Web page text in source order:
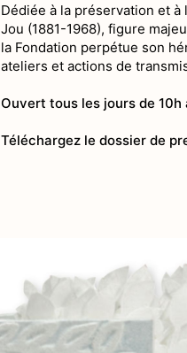
Village et
Art de vivre
Gastronomie
Terroir
Dédiée à la préservation et
Jou (1881-1968), figure
la Fondation perpétue son
ateliers et actions de
Ouvert tous les jours de 10h
Téléchargez le dossier de